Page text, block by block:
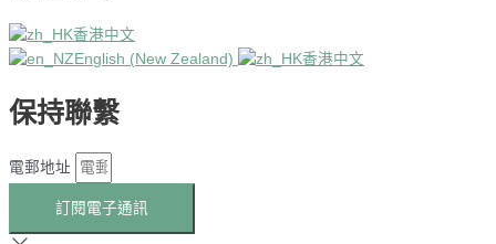
香港中文
English (New Zealand)
香港中文
保持聯繫
電郵地址
訂閱電子通訊